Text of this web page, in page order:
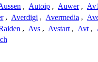
, Autoip , Auwer ,
, Averdigi , Avermedia ,
, Avs , Avstart , Avt ,